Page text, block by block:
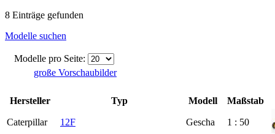
8 Einträge gefunden
Modelle suchen
Modelle pro Seite:
große Vorschaubilder
Hersteller Typ Modell Maßstab
Caterpillar 12F Gescha 1 : 50